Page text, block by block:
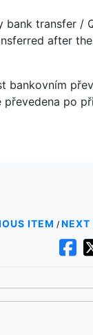
bank transfer /
after
bankovním
po
ITEM / NEXT